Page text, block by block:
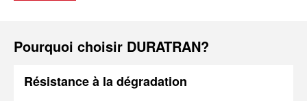
Pourquoi choisir DURATRAN?
Résistance à la dégradation